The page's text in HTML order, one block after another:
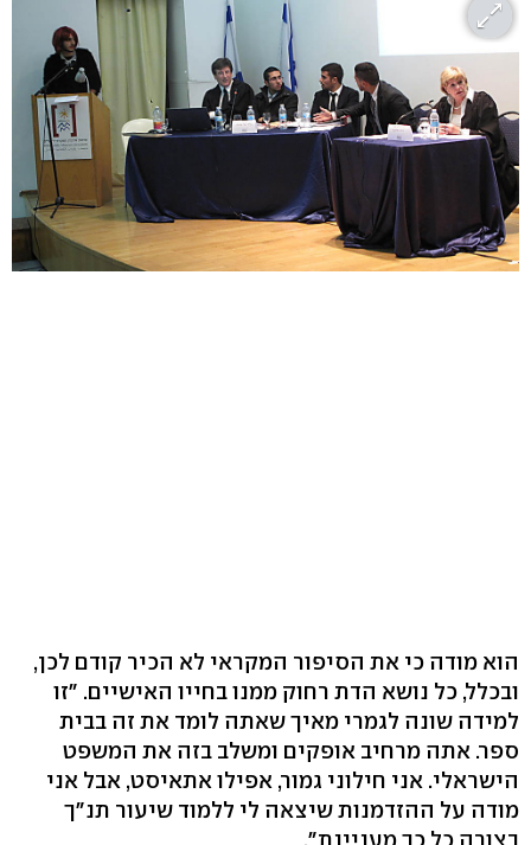
הוא מודה כי את הסיפור המקראי לא הכיר קודם לכן,
ובכלל, כל נושא הדת רחוק ממנו בחייו האישיים. "זו
למידה שונה לגמרי מאיך שאתה לומד את זה בבית
ספר. אתה מרחיב אופקים ומשלב בזה את המשפט
הישראלי. אני חילוני גמור, אפילו אתאיסט, אבל אני
מודה על ההזדמנות שיצאה לי ללמוד שיעור תנ"ך
בצורה כל כך מעניינת".